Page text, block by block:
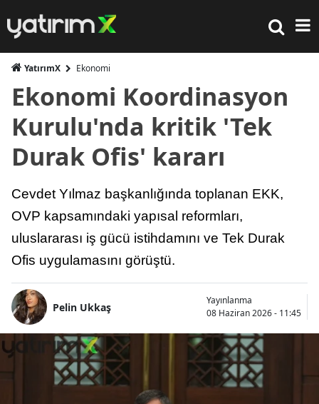
YatırımX Ekonomi
Ekonomi Koordinasyon
Kurulu'nda kritik 'Tek
Durak Ofis' kararı
Cevdet Yılmaz başkanlığında toplanan EKK,
OVP kapsamındaki yapısal reformları,
uluslararası iş gücü istihdamını ve Tek Durak
Ofis uygulamasını görüştü.
Pelin Ukkaş
Yayınlanma
08 Haziran 2026 - 11:45